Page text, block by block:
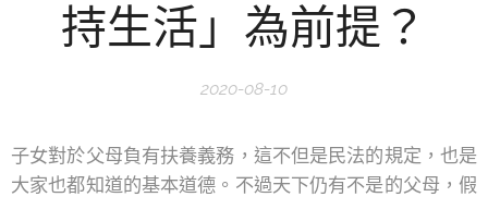
持生活」為前提？
2020-08-10
子女對於父母負有扶養義務，這不但是民法的規定，也是
大家也都知道的基本道德。不過天下仍有不是的父母，假